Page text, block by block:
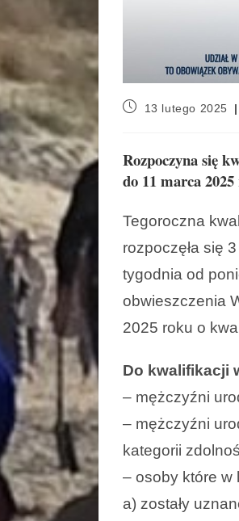
13 lutego 2025
Rozpoczyna się
do 11 marca 2025
Tegoroczna
rozpoczęła się
tygodnia od
obwieszczenia
2025 roku o
Do kwalifikacji
– mężczyźni
– mężczyźni
kategorii
– osoby które w
a) zostały